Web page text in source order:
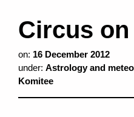
Circus
on: 16 December 2012
under: Astrology and meteo
Komitee